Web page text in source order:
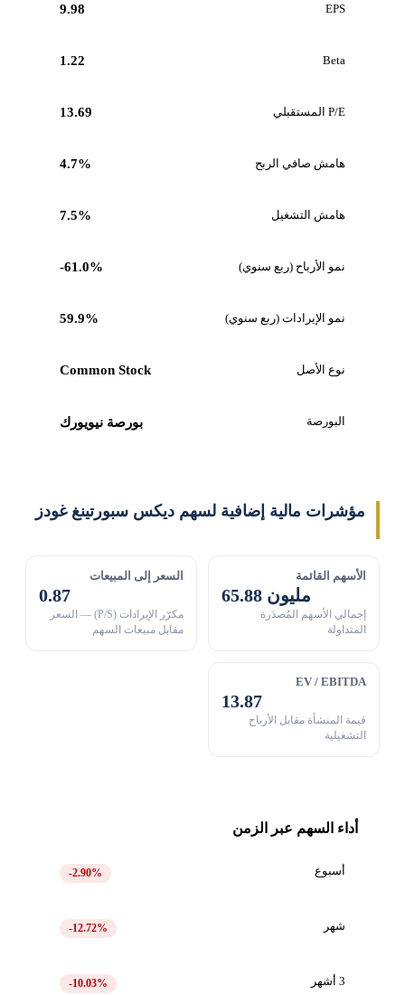
EPS
9.98
Beta
1.22
P/E المستقبلي 13.69
هامش صافي الربح 4.7%
هامش التشغيل 7.5%
نمو الأرباح (ربع سنوي) -61.0%
نمو الإيرادات (ربع سنوي) 59.9%
نوع الأصل Common Stock
البورصة بورصة نيويورك
مؤشرات مالية إضافية لسهم ديكس سبورتينغ غودز
الأسهم القائمة
65.88 مليون
إجمالي الأسهم المُصدَرة
المتداولة
السعر إلى المبيعات
0.87
مكرّر الإيرادات (P/S) — السعر
مقابل مبيعات السهم
EV / EBITDA
13.87
قيمة المنشأة مقابل الأرباح
التشغيلية
أداء السهم عبر الزمن
أسبوع -2.90%
شهر -12.72%
3 أشهر -10.03%